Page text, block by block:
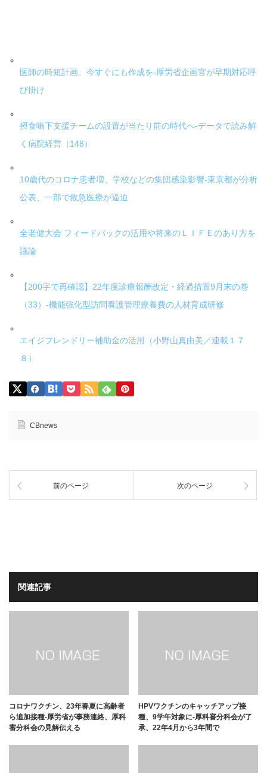
医師の時短計画、今すぐにも作成を-厚労省企画官が早期対応呼
び掛け
摂食嚥下支援チームの設置が当たり前の時代へ-データで読み解
く病院経営（148）
10歳代のコロナ患者増、学校などの集団感染影響-東京都が分析
公表、一部で救急医療が逼迫
全老健大会 フィードバックの活用や将来のＬＩＦＥのあり方を
議論
【200字で再確認】22年度診療報酬改定・経過措置9月末の巻
（33）-機能強化型訪問看護管理療養費の人材育成研修
エイジフレンドリー補助金の活用（小野山真由美／連載１７
８）
CBnews
前のページ 次のページ
関連記事
コロナワクチン、23年春夏に高齢者
ら追加接種-厚労省が事務連絡、厚科
審分科会の見解伝える
HPVワクチンのキャッチアップ接
種、9学年対象に-厚科審分科会が了
承、22年4月から3年間で